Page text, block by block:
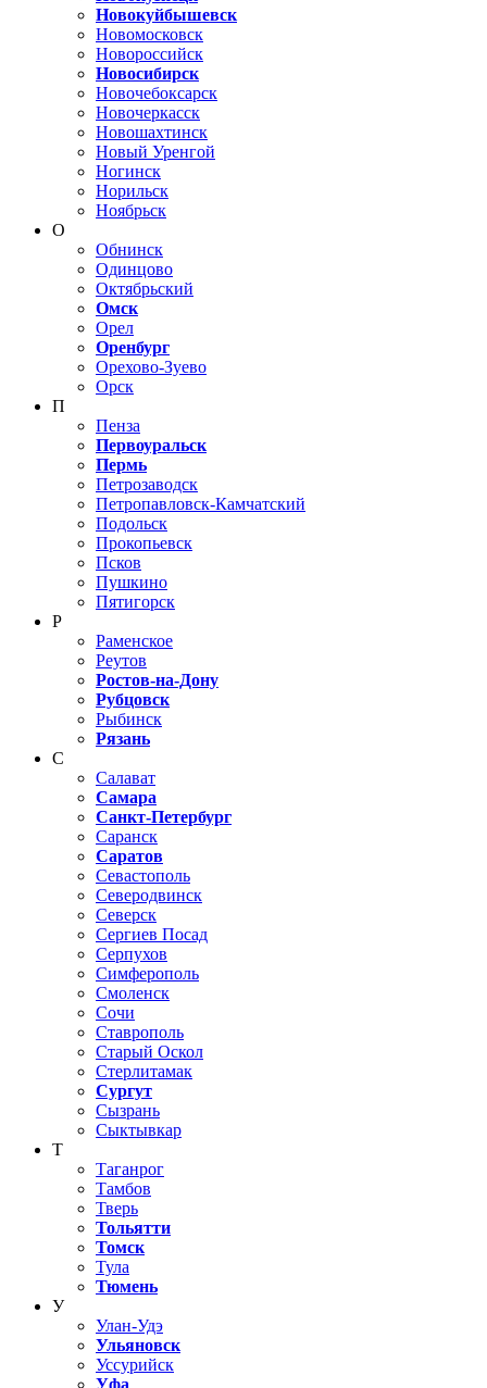
Новокуйбышевск
Новомосковск
Новороссийск
Новосибирск
Новочебоксарск
Новочеркасск
Новошахтинск
Новый Уренгой
Ногинск
Норильск
Ноябрьск
О
Обнинск
Одинцово
Октябрьский
Омск
Орел
Оренбург
Орехово-Зуево
Орск
П
Пенза
Первоуральск
Пермь
Петрозаводск
Петропавловск-Камчатский
Подольск
Прокопьевск
Псков
Пушкино
Пятигорск
Р
Раменское
Реутов
Ростов-на-Дону
Рубцовск
Рыбинск
Рязань
С
Салават
Самара
Санкт-Петербург
Саранск
Саратов
Севастополь
Северодвинск
Северск
Сергиев Посад
Серпухов
Симферополь
Смоленск
Сочи
Ставрополь
Старый Оскол
Стерлитамак
Сургут
Сызрань
Сыктывкар
Т
Таганрог
Тамбов
Тверь
Тольятти
Томск
Тула
Тюмень
У
Улан-Удэ
Ульяновск
Уссурийск
Уфа